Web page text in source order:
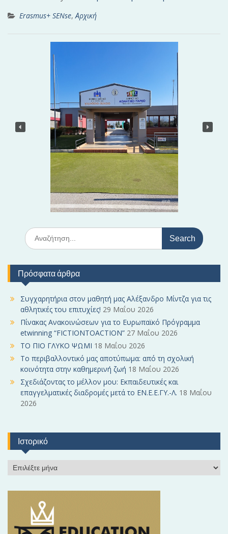
Erasmus+ SENse,Αρχική
S
e
r
c
h
f
o
r
:
Πρόσφατα άρθρα
Συγχαρητήρια στον μαθητή μας Αλέξανδρο Μίντζα για τις
αθλητικές του επιτυχίες! 29 Μαΐου 2026
Πίνακας Ανακοινώσεων για το Ευρωπαϊκό Πρόγραμμα
etwinning “FICTIONTOACTION” 27 Μαΐου 2026
ΤΟ ΠΙΟ ΓΛΥΚΟ ΨΩΜΙ 18 Μαΐου 2026
Το περιβαλλοντικό μας αποτύπωμα: από τη σχολική
κοινότητα στην καθημερινή ζωή 18 Μαΐου 2026
Σχεδιάζοντας το μέλλον μου: Εκπαιδευτικές και
επαγγελματικές διαδρομές μετά το ΕΝ.Ε.Ε.ΓΥ.-Λ. 18 Μαΐου
2026
Ιστορικό